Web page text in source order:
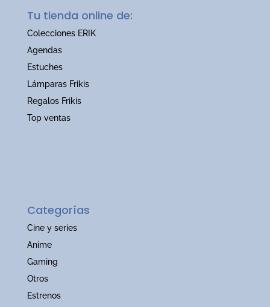
Tu tienda online de:
Colecciones ERIK
Agendas
Estuches
Lámparas Frikis
Regalos Frikis
Top ventas
Categorías
Cine y series
Anime
Gaming
Otros
Estrenos